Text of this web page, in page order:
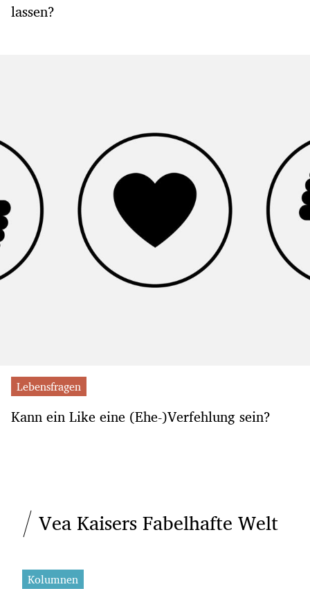
lassen?
Lebensfragen
Kann ein Like eine (Ehe-)Verfehlung sein?
Vea Kaisers Fabelhafte Welt
Kolumnen